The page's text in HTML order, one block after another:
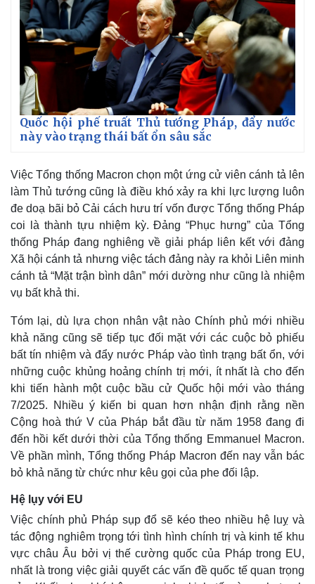
Kinh tế
Bất động sản
Khởi nghiệp
Thị trường
Giá vàng
Tiêu dùng
Tỷ giá
Chứng khoán
Giá cà phê
Quốc hội phế truất Thủ tướng Pháp, đẩy nước
này vào trạng thái bất ổn sâu sắc
Việc Tổng thống Macron chọn một ứng cử viên cánh tả lên
làm Thủ tướng cũng là điều khó xảy ra khi lực lượng luôn
đe doạ bãi bỏ Cải cách hưu trí vốn được Tổng thống Pháp
coi là thành tựu nhiệm kỳ. Đảng “Phục hưng” của Tổng
thống Pháp đang nghiêng về giải pháp liên kết với đảng
Xã hội cánh tả nhưng việc tách đảng này ra khỏi Liên minh
cánh tả “Mặt trận bình dân” mới dường như cũng là nhiệm
vụ bất khả thi.
Tóm lại, dù lựa chọn nhân vật nào Chính phủ mới nhiều
khả năng cũng sẽ tiếp tục đối mặt với các cuộc bỏ phiếu
bất tín nhiệm và đẩy nước Pháp vào tình trạng bất ổn, với
những cuộc khủng hoảng chính trị mới, ít nhất là cho đến
khi tiến hành một cuộc bầu cử Quốc hội mới vào tháng
7/2025. Nhiều ý kiến bi quan hơn nhận định rằng nền
Cộng hoà thứ V của Pháp bắt đầu từ năm 1958 đang đi
đến hồi kết dưới thời của Tổng thống Emmanuel Macron.
Về phần mình, Tổng thống Pháp Macron đến nay vẫn bác
bỏ khả năng từ chức như kêu gọi của phe đối lập.
Hệ lụy với EU
Việc chính phủ Pháp sụp đổ sẽ kéo theo nhiều hệ luỵ và
tác động nghiêm trọng tới tình hình chính trị và kinh tế khu
vực châu Âu bởi vị thế cường quốc của Pháp trong EU,
nhất là trong việc giải quyết các vấn đề quốc tế quan trọng